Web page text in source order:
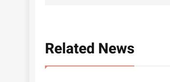
Related News